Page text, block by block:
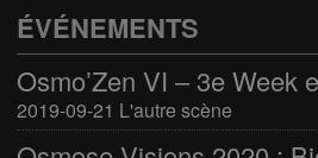
ÉVÉNEMENTS
2019-09-21 L'autre scène